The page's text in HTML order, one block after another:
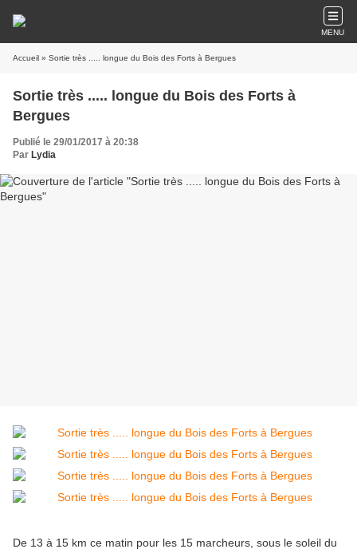
MENU
Accueil » Sortie très ..... longue du Bois des Forts à Bergues
Sortie très ..... longue du Bois des Forts à
Bergues
Publié le 29/01/2017 à 20:38
Par Lydia
De 13 à 15 km ce matin pour les 15 marcheurs, sous le soleil du